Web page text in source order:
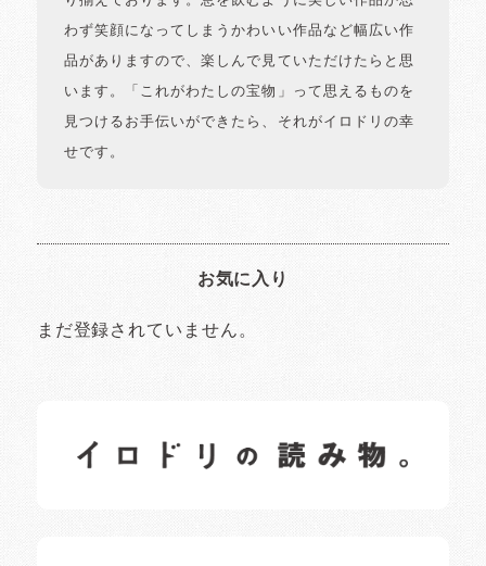
わず笑顔になってしまうかわいい作品など幅広い作
品がありますので、楽しんで見ていただけたらと思
います。「これがわたしの宝物」って思えるものを
見つけるお手伝いができたら、それがイロドリの幸
せです。
お気に入り
まだ登録されていません。
日常の様子など随時更新中です。